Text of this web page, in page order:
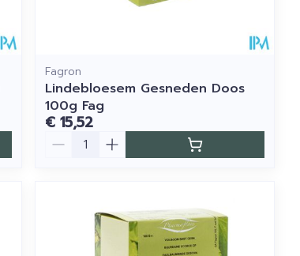
Fagron
Lindebloesem Gesneden Doos
100g Fag
€ 15,52
Aantal